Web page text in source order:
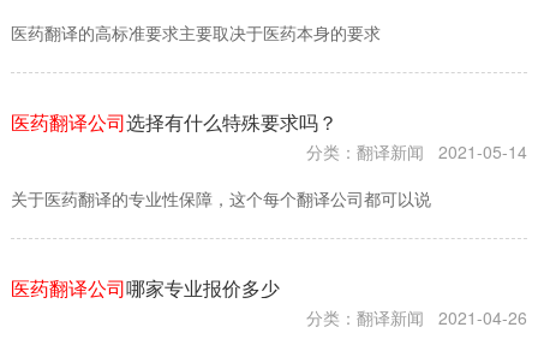
医药翻译的高标准要求主要取决于医药本身的要求
医药翻译公司选择有什么特殊要求吗？
分类：翻译新闻
2021-05-14
关于医药翻译的专业性保障，这个每个翻译公司都可以说
医药翻译公司哪家专业报价多少
分类：翻译新闻
2021-04-26